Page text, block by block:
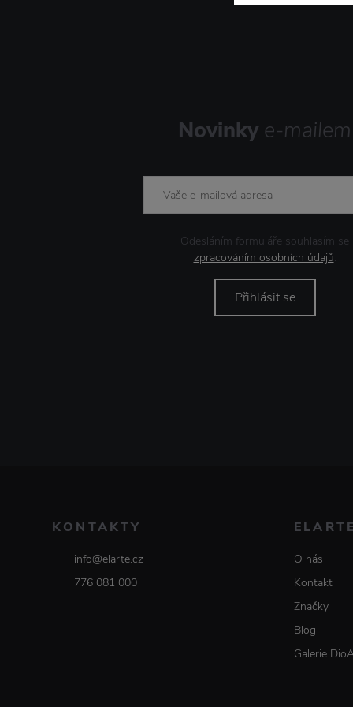
Novinky e-mailem
Odesláním formuláře souhlasím se
zpracováním osobních údajů.
Přihlásit se
KONTAKTY
info@elarte.cz
776 081 000
O nás
Kontakt
Značky
Blog
Galerie